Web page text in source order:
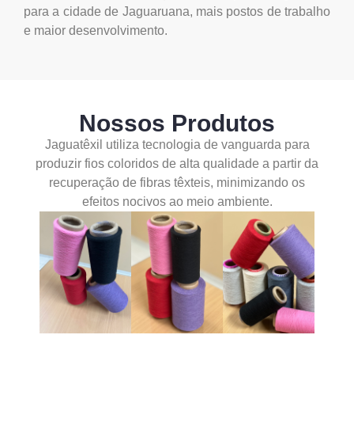
para a cidade de Jaguaruana, mais postos de trabalho
e maior desenvolvimento.
Nossos Produtos
Jaguatêxil utiliza tecnologia de vanguarda para
produzir fios coloridos de alta qualidade a partir da
recuperação de fibras têxteis, minimizando os
efeitos nocivos ao meio ambiente.